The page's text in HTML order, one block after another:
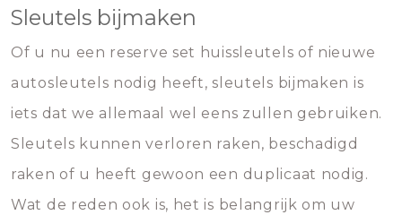
Sleutels bijmaken
Of u nu een reserve set huissleutels of nieuwe
autosleutels nodig heeft, sleutels bijmaken is
iets dat we allemaal wel eens zullen gebruiken.
Sleutels kunnen verloren raken, beschadigd
raken of u heeft gewoon een duplicaat nodig.
Wat de reden ook is, het is belangrijk om uw